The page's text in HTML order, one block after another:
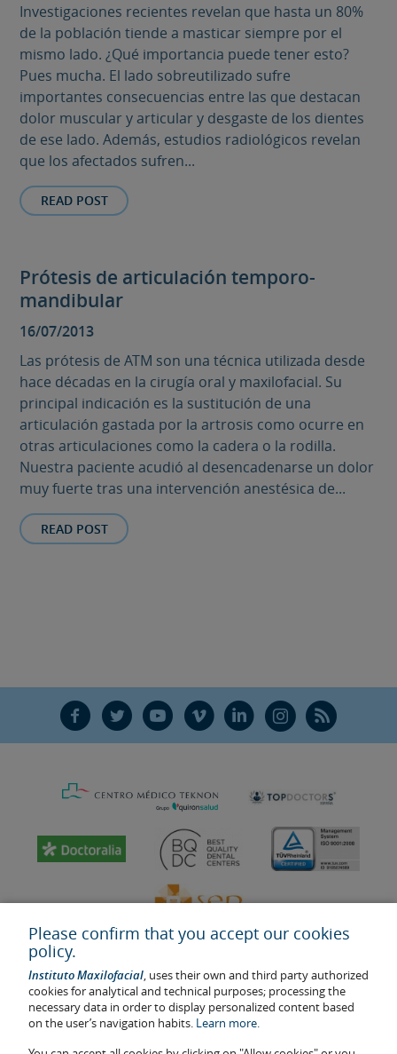
Investigaciones recientes revelan que hasta un 80%
de la población tiende a masticar siempre por el
mismo lado. ¿Qué importancia puede tener esto?
Pues mucha. El lado sobreutilizado sufre
importantes consecuencias entre las que destacan
dolor muscular y articular y desgaste de los dientes
de ese lado. Además, estudios radiológicos revelan
que los afectados sufren...
READ POST
Prótesis de articulación temporo-
mandibular
16/07/2013
Las prótesis de ATM son una técnica utilizada desde
hace décadas en la cirugía oral y maxilofacial. Su
principal indicación es la sustitución de una
articulación gastada por la artrosis como ocurre en
otras articulaciones como la cadera o la rodilla.
Nuestra paciente acudió al desencadenarse un dolor
muy fuerte tras una intervención anestésica de...
READ POST
F T Y V L Ñ R
Last update: 2023
Health center authorisation number: E08646940
Please confirm that you accept our cookies
policy.
Instituto Maxilofacial, uses their own and third party authorized
cookies for analytical and technical purposes; processing the
necessary data in order to display personalized content based
on the user’s navigation habits. Learn more.